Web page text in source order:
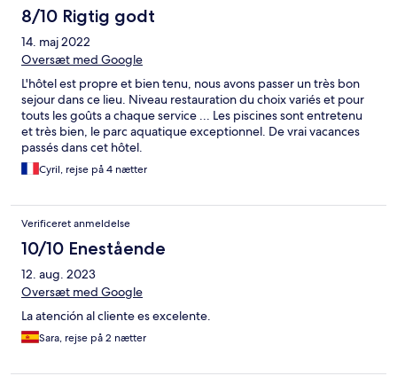
8/10 Rigtig godt
14. maj 2022
Oversæt med Google
L'hôtel est propre et bien tenu, nous avons passer un très bon
sejour dans ce lieu. Niveau restauration du choix variés et pour
touts les goûts a chaque service ... Les piscines sont entretenu
et très bien, le parc aquatique exceptionnel. De vrai vacances
passés dans cet hôtel.
Cyril, rejse på 4 nætter
Verificeret anmeldelse
10/10 Enestående
12. aug. 2023
Oversæt med Google
La atención al cliente es excelente.
Sara, rejse på 2 nætter